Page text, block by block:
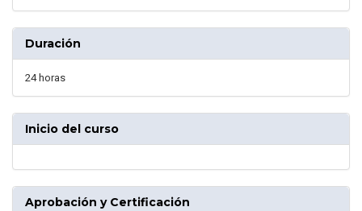
Duración
24 horas
Inicio del curso
Aprobación y Certificación